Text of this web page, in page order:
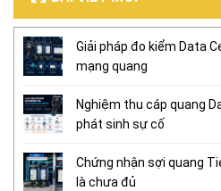
Giải pháp đo kiểm Data
mạng quang
Nghiệm thu cáp quang
phát sinh sự cố
Chứng nhận sợi quang
là chưa đủ